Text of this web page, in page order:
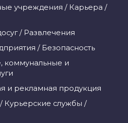
учреждения / Карьера /
/ Развлечения
/ Безопасность
коммунальные и
и рекламная продукция
Курьерские службы /